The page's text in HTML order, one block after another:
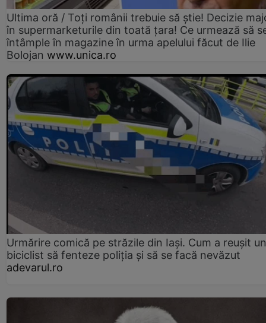
Ultima oră / Toți românii trebuie să știe! Decizie
în supermarketurile din toată țara! Ce urmează să
întâmple în magazine în urma apelului făcut de Ilie
Bolojan www.unica.ro
Urmărire comică pe străzile din Iași. Cum a reușit un
biciclist să fenteze poliția și să se facă nevăzut
adevarul.ro